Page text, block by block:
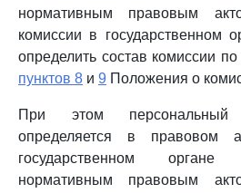
нормативным правовым
комиссии в государственном
определить состав комиссии
пунктов 8 и 9 Положения о
При этом персональный
определяется в правовом
государственном
нормативным правовым